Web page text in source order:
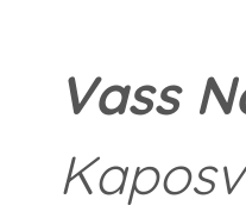
Vass